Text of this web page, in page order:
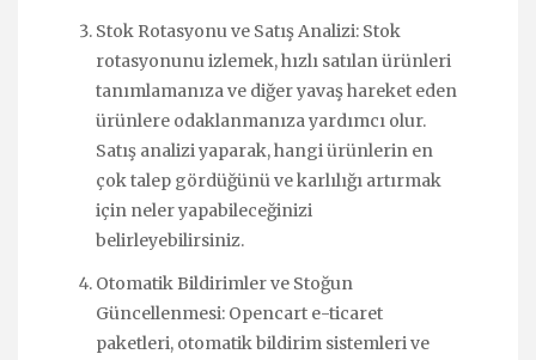
Stok Rotasyonu ve Satış Analizi: Stok
rotasyonunu izlemek, hızlı satılan ürünleri
tanımlamanıza ve diğer yavaş hareket eden
ürünlere odaklanmanıza yardımcı olur.
Satış analizi yaparak, hangi ürünlerin en
çok talep gördüğünü ve karlılığı artırmak
için neler yapabileceğinizi
belirleyebilirsiniz.
Otomatik Bildirimler ve Stoğun
Güncellenmesi: Opencart e-ticaret
paketleri, otomatik bildirim sistemleri ve